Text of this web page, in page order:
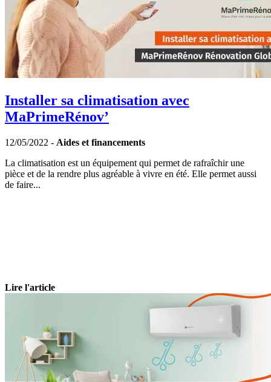
Installer sa climatisation avec
MaPrimeRénov’
12/05/2022 - Aides et financements
La climatisation est un équipement qui permet de rafraîchir une
pièce et de la rendre plus agréable à vivre en été. Elle permet aussi
de faire...
Lire l'article